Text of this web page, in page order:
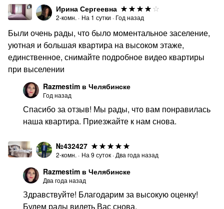
ДЮСЦ Единоборств (Рязанская, 14)
Лечебные учреждения:
Центр сердечно-сосудистой хирургии (просп. Героя
России Е.Н. Родионова, 2)
Медцентр «Источник» (Чичерина, 34А)
Кожвендиспансер №3 (Чичерина, 10)
Полимедика (Полянка, 2А)
Комплексы:
ТРК "Космос"
бронируйте квартиру прямо сейчас)!
Ирина Сергеевна
2-комн. · На 1 сутки · Год назад
Были очень рады, что было моментальное заселение,
уютная и большая квартира на высоком этаже,
единственное, снимайте подробное видео квартиры
при выселении
Razmestim в Челябинске
Год назад
Спасибо за отзыв! Мы рады, что вам понравилась
наша квартира. Приезжайте к нам снова.
№432427
2-комн. · На 9 суток · Два года назад
Razmestim в Челябинске
Два года назад
Здравствуйте! Благодарим за высокую оценку!
Будем рады видеть Вас снова.